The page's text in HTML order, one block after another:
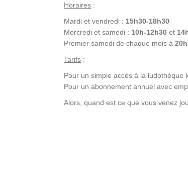
Horaires :
Mardi et vendredi : 15h30-18h30
Mercredi et samedi : 10h-12h30 et
Premier samedi de chaque mois à
Tarifs :
Pour un simple accès à la ludothèque
Pour un abonnement annuel avec
Alors, quand est ce que vous venez